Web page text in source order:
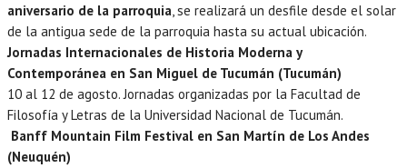
aniversario de la parroquia, se realizará un desfile desde el solar
de la antigua sede de la parroquia hasta su actual ubicación.
Jornadas Internacionales de Historia Moderna y
Contemporánea en San Miguel de Tucumán (Tucumán)
10 al 12 de agosto. Jornadas organizadas por la Facultad de
Filosofía y Letras de la Universidad Nacional de Tucumán.
Banff Mountain Film Festival en San Martín de Los Andes
(Neuquén)